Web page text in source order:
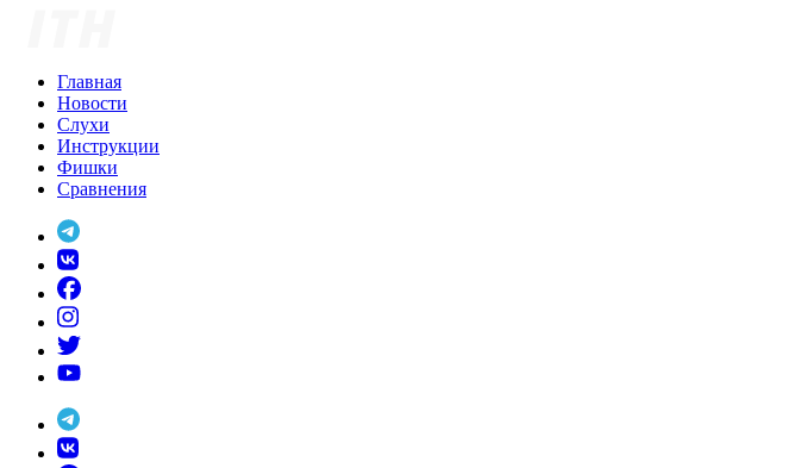
Главная
Новости
Слухи
Инструкции
Фишки
Сравнения